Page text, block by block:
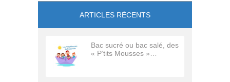
ARTICLES RÉCENTS
Bac sucré ou bac salé, des
« P’tits Mousses »…